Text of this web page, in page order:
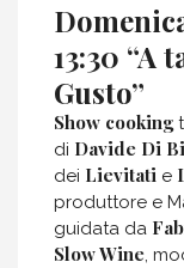
13:30 “A
Gusto”
Show cooking
di Davide Di
dei Lievitati e
produttore e
guidata da
Slow Wine,